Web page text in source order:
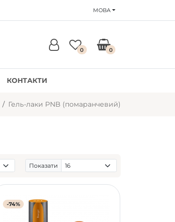
МОВА
0 0
КОНТАКТИ
Гель-лаки PNB (помаранчевий)
Показати
-74%